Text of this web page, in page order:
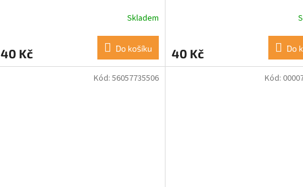
Skladem
40 Kč Do košíku 40 Kč Do
Kód: 56057735506 Kód: